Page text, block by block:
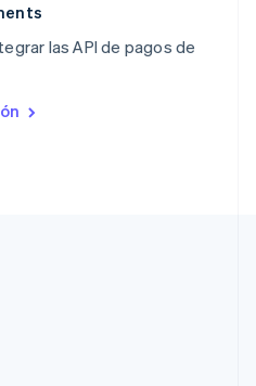
las API de pagos de